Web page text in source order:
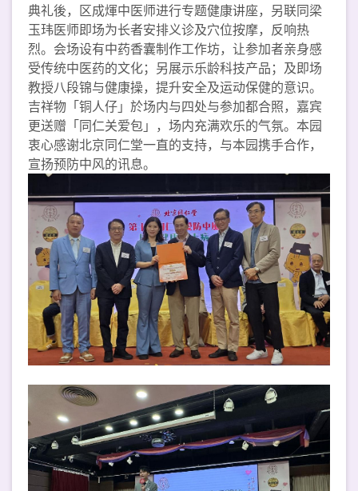
典礼後，区成煇中医师进行专题健康讲座，另联同梁
玉玮医师即场为长者安排义诊及穴位按摩，反响热
烈。会场设有中药香囊制作工作坊，让参加者亲身感
受传统中医药的文化；另展示乐龄科技产品；及即场
教授八段锦与健康操，提升安全及运动保健的意识。
吉祥物「铜人仔」於场内与四处与参加都合照，嘉宾
更送赠「同仁关爱包」，场内充满欢乐的气氛。本园
衷心感谢北京同仁堂一直的支持，与本园携手合作，
宣扬预防中风的讯息。